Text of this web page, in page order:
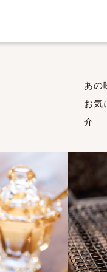
あの
お気
介